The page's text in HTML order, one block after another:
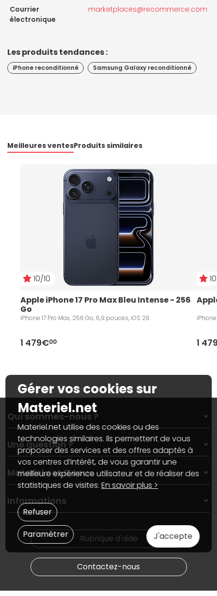
Courrier
électronique
marketplaces@recommerce.com
Les produits tendances :
iPhone reconditionné Samsung Galaxy reconditionné
Meilleures ventesProduits similaires
10/10
Apple iPhone 17 Pro Max Bleu Intense - 256
Go
iPhone 17 Pro Max, 256 Go, 6,9 pouces, iOS 26
1 479€00 1
Qui sommes-nous ?
Qui sommes-nous ?
Nos services
Les magasins Materiel.net
Nos solutions pour les pros
Contactez-nous
Une question ?
Rubrique d'aide / FAQ
Paiement, livraison
Garanties,Pack Zen
SAV, demander un retour
Informations
Guides d'achats et tutoriels
Materiel.net & vous
On rachète votre carte graphique
PC sur mesure : Votre RDV personnalisé
Notre démarche écologique
Materiel.net recrute
Notre programme d'affiliation
Partenariat & Sponsoring
Informations
Plan du site
Nos marques
Conditions générales de vente
Marketplace
Informations légales
Données personnelles
Accessibilité : non conforme
Rubrique d'aide
Contactez-nous
Gérer vos cookies sur
Materiel.net
Materiel.net utilise des cookies ou des
technologies similaires. Ils permettent de vous
proposer des services et des offres adaptés à
vos centres d’intérêt, de vous garantir une
meilleure expérience utilisateur et de réaliser des
statistiques de visites.En savoir plus >
J'accepte
Paramétrer
Refuser